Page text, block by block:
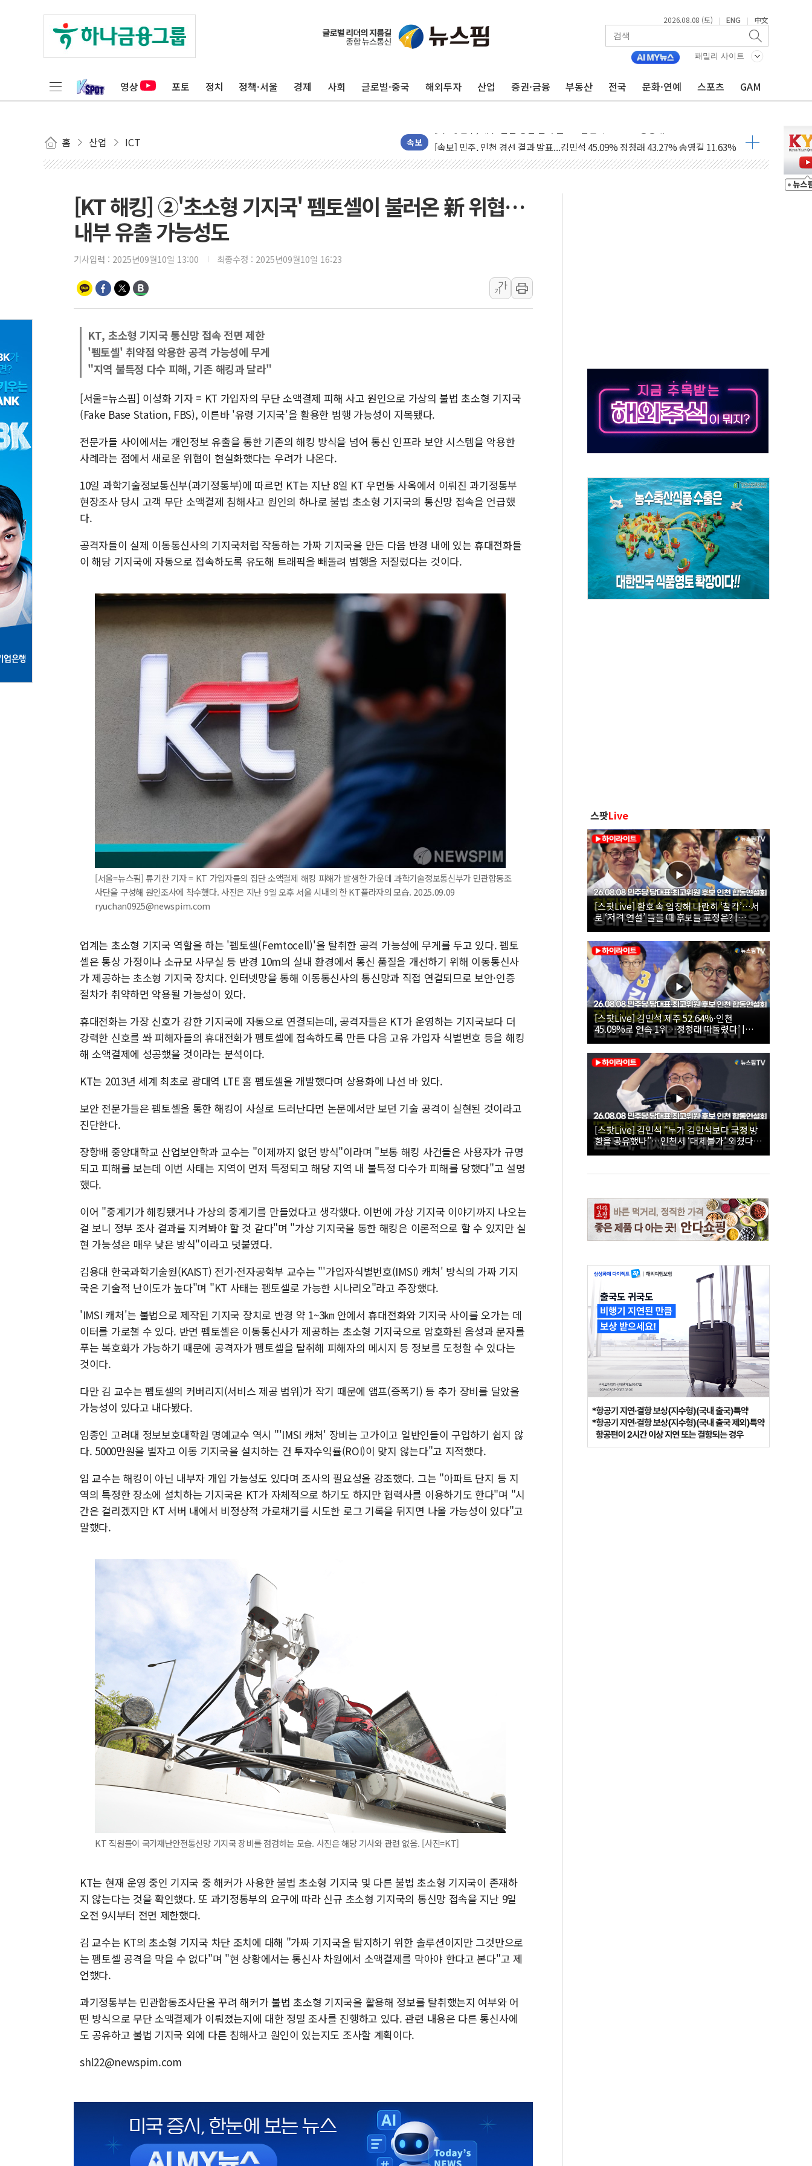
2026.08.08 (토) | ENG | 中文
패밀리 사이트
영상 포토 정치 정책·서울 경제 사회 글로벌·중국 해외투자 산업 증권·금융 부동산 전국 문화·연예 스포츠 GAM
홈 산업 ICT 속보
울진·영덕 '호우특보'-포항 '산사태 주의보'...경북도, 호우 피해·통제구간 없어
[종합] 김민석, 정청래에 '0.86%p' 차 재역전 성공...金 45.42% vs 鄭 44.56%
김민석, 2주차 제주·인천 경선서 정청래에 승리...47.75% vs 42.08%
인사하는 김민석 당대표 후보
[속보] 민주, 인천 경선 결과 발표...김민석 45.09% 정청래 43.27% 송영길 11.63%
[속보] 민주, 제주 경선 결과 발표...김민석 52.64% 정청래 39.89% 송영길 7.47%
美, 이란전 출구전략 만지작…공습 한계·탄약 부족 현실화
강릉·동해·삼척 시간당 최대 50㎜ 폭우…강원 동해안 강한 비 이어져
여수 오동도 인근 해상서 모터보트 전복…1명 사망·1명 실종
추미애, '위안부' 피해자 기림의 날 참석..."국제적 시민 연대로 목소리 내야"
李대통령, ISA 개편 재검토 지시…與 "적극 환영"·野 "졸속 국정"
[KT 해킹] ②'초소형 기지국' 펨토셀이 불러온 新 위협…
내부 유출 가능성도
기사입력 : 2025년09월10일 13:00 최종수정 : 2025년09월10일 16:23
가
가
KT, 초소형 기지국 통신망 접속 전면 제한
'펨토셀' 취약점 악용한 공격 가능성에 무게
"지역 불특정 다수 피해, 기존 해킹과 달라"
[서울=뉴스핌] 이성화 기자 = KT 가입자의 무단 소액결제 피해 사고 원인으로 가상의 불법 초소형 기지국
(Fake Base Station, FBS), 이른바 '유령 기지국'을 활용한 범행 가능성이 지목됐다.
전문가들 사이에서는 개인정보 유출을 통한 기존의 해킹 방식을 넘어 통신 인프라 보안 시스템을 악용한
사례라는 점에서 새로운 위협이 현실화했다는 우려가 나온다.
10일 과학기술정보통신부(과기정통부)에 따르면 KT는 지난 8일 KT 우면동 사옥에서 이뤄진 과기정통부
현장조사 당시 고객 무단 소액결제 침해사고 원인의 하나로 불법 초소형 기지국의 통신망 접속을 언급했
다.
공격자들이 실제 이동통신사의 기지국처럼 작동하는 가짜 기지국을 만든 다음 반경 내에 있는 휴대전화들
이 해당 기지국에 자동으로 접속하도록 유도해 트래픽을 빼돌려 범행을 저질렀다는 것이다.
[서울=뉴스핌] 류기찬 기자 = KT 가입자들의 집단 소액결제 해킹 피해가 발생한 가운데 과학기술정보통신부가 민관합동조
사단을 구성해 원인조사에 착수했다. 사진은 지난 9일 오후 서울 시내의 한 KT플라자의 모습. 2025.09.09
ryuchan0925@newspim.com
업계는 초소형 기지국 역할을 하는 '펨토셀(Femtocell)'을 탈취한 공격 가능성에 무게를 두고 있다. 펨토
셀은 통상 가정이나 소규모 사무실 등 반경 10m의 실내 환경에서 통신 품질을 개선하기 위해 이동통신사
가 제공하는 초소형 기지국 장치다. 인터넷망을 통해 이동통신사의 통신망과 직접 연결되므로 보안·인증
절차가 취약하면 악용될 가능성이 있다.
휴대전화는 가장 신호가 강한 기지국에 자동으로 연결되는데, 공격자들은 KT가 운영하는 기지국보다 더
강력한 신호를 쏴 피해자들의 휴대전화가 펨토셀에 접속하도록 만든 다음 고유 가입자 식별번호 등을 해킹
해 소액결제에 성공했을 것이라는 분석이다.
KT는 2013년 세계 최초로 광대역 LTE 홈 펨토셀을 개발했다며 상용화에 나선 바 있다.
보안 전문가들은 펨토셀을 통한 해킹이 사실로 드러난다면 논문에서만 보던 기술 공격이 실현된 것이라고
진단한다.
장항배 중앙대학교 산업보안학과 교수는 "이제까지 없던 방식"이라며 "보통 해킹 사건들은 사용자가 규명
되고 피해를 보는데 이번 사태는 지역이 먼저 특정되고 해당 지역 내 불특정 다수가 피해를 당했다"고 설명
했다.
이어 "중계기가 해킹됐거나 가상의 중계기를 만들었다고 생각했다. 이번에 가상 기지국 이야기까지 나오는
걸 보니 정부 조사 결과를 지켜봐야 할 것 같다"며 "가상 기지국을 통한 해킹은 이론적으로 할 수 있지만 실
현 가능성은 매우 낮은 방식"이라고 덧붙였다.
김용대 한국과학기술원(KAIST) 전기·전자공학부 교수는 "'가입자식별번호(IMSI) 캐처' 방식의 가짜 기지
국은 기술적 난이도가 높다"며 "KT 사태는 펨토셀로 가능한 시나리오"라고 주장했다.
'IMSI 캐처'는 불법으로 제작된 기지국 장치로 반경 약 1~3㎞ 안에서 휴대전화와 기지국 사이를 오가는 데
이터를 가로챌 수 있다. 반면 펨토셀은 이동통신사가 제공하는 초소형 기지국으로 암호화된 음성과 문자를
푸는 복호화가 가능하기 때문에 공격자가 펨토셀을 탈취해 피해자의 메시지 등 정보를 도청할 수 있다는
것이다.
다만 김 교수는 펨토셀의 커버리지(서비스 제공 범위)가 작기 때문에 앰프(증폭기) 등 추가 장비를 달았을
가능성이 있다고 내다봤다.
임종인 고려대 정보보호대학원 명예교수 역시 "'IMSI 캐처' 장비는 고가이고 일반인들이 구입하기 쉽지 않
다. 5000만원을 벌자고 이동 기지국을 설치하는 건 투자수익률(ROI)이 맞지 않는다"고 지적했다.
임 교수는 해킹이 아닌 내부자 개입 가능성도 있다며 조사의 필요성을 강조했다. 그는 "아파트 단지 등 지
역의 특정한 장소에 설치하는 기지국은 KT가 자체적으로 하기도 하지만 협력사를 이용하기도 한다"며 "시
간은 걸리겠지만 KT 서버 내에서 비정상적 가로채기를 시도한 로그 기록을 뒤지면 나올 가능성이 있다"고
말했다.
KT 직원들이 국가재난안전통신망 기지국 장비를 점검하는 모습. 사진은 해당 기사와 관련 없음. [사진=KT]
KT는 현재 운영 중인 기지국 중 해커가 사용한 불법 초소형 기지국 및 다른 불법 초소형 기지국이 존재하
지 않는다는 것을 확인했다. 또 과기정통부의 요구에 따라 신규 초소형 기지국의 통신망 접속을 지난 9일
오전 9시부터 전면 제한했다.
김 교수는 KT의 초소형 기지국 차단 조치에 대해 "가짜 기지국을 탐지하기 위한 솔루션이지만 그것만으로
는 펨토셀 공격을 막을 수 없다"며 "현 상황에서는 통신사 차원에서 소액결제를 막아야 한다고 본다"고 제
언했다.
과기정통부는 민관합동조사단을 꾸려 해커가 불법 초소형 기지국을 활용해 정보를 탈취했는지 여부와 어
떤 방식으로 무단 소액결제가 이뤄졌는지에 대한 정밀 조사를 진행하고 있다. 관련 내용은 다른 통신사에
도 공유하고 불법 기지국 외에 다른 침해사고 원인이 있는지도 조사할 계획이다.
shl22@newspim.com
스팟Live
[스팟Live] 환호 속 입장해 나란히 ‘찰칵’…서
로 ‘저격 연설’ 들을 때 후보들 표정은? |
26.08.08 더불어민주당 당대표·최고위원 후
보 인천 합동연설회
[스팟Live] 김민석 제주 52.64%·인천
45.09%로 연속 1위…정청래 따돌렸다’ |
26.08.08 더불어민주당 당대표·최고위원 후
보 인천 합동연설회
[스팟Live] 김민석 “누가 김민석보다 국정 방
향을 공유했나”…인천서 ‘대체불가’ 외쳤다 |
26.08.08 더불어민주당 당대표·최고위원 후